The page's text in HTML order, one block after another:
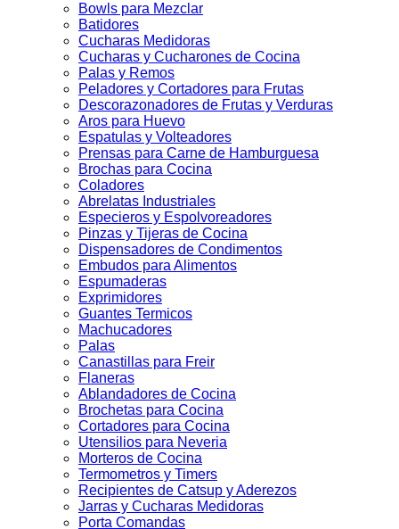
Bowls para Mezclar
Batidores
Cucharas Medidoras
Cucharas y Cucharones de Cocina
Palas y Remos
Peladores y Cortadores para Frutas
Descorazonadores de Frutas y Verduras
Aros para Huevo
Espatulas y Volteadores
Prensas para Carne de Hamburguesa
Brochas para Cocina
Coladores
Abrelatas Industriales
Especieros y Espolvoreadores
Pinzas y Tijeras de Cocina
Dispensadores de Condimentos
Embudos para Alimentos
Espumaderas
Exprimidores
Guantes Termicos
Machucadores
Palas
Canastillas para Freir
Flaneras
Ablandadores de Cocina
Brochetas para Cocina
Cortadores para Cocina
Utensilios para Neveria
Morteros de Cocina
Termometros y Timers
Recipientes de Catsup y Aderezos
Jarras y Cucharas Medidoras
Porta Comandas